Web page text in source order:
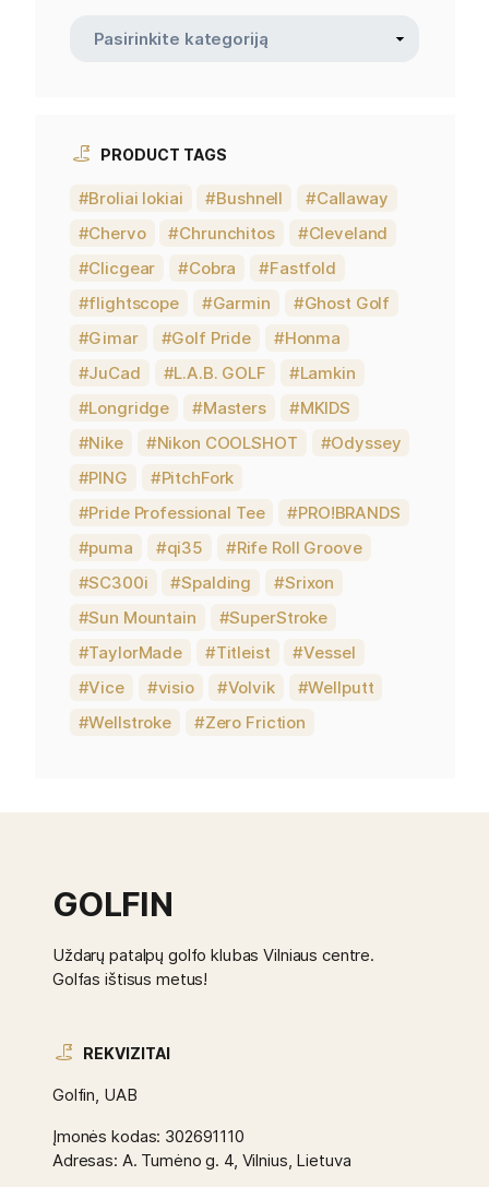
PRODUCT TAGS
Broliai lokiai Bushnell
Callaway
Chervo
Chrunchitos
Cleveland
Clicgear
Cobra
Fastfold
flightscope
Garmin
Ghost Golf
Gimar
Golf Pride
Honma
JuCad
L.A.B. GOLF
Lamkin
Longridge
Masters
MKIDS
Nike
Nikon COOLSHOT
Odyssey
PING
PitchFork
Pride Professional Tee
PRO!BRANDS
puma
qi35
Rife Roll Groove
SC300i
Spalding
Srixon
Sun Mountain
SuperStroke
TaylorMade
Titleist
Vessel
Vice
visio Volvik
Wellputt
Wellstroke
Zero Friction
GOLFIN
Uždarų patalpų golfo klubas Vilniaus centre.
Golfas ištisus metus!
REKVIZITAI
Golfin, UAB
Įmonės kodas: 302691110
Adresas: A. Tumėno g. 4, Vilnius, Lietuva